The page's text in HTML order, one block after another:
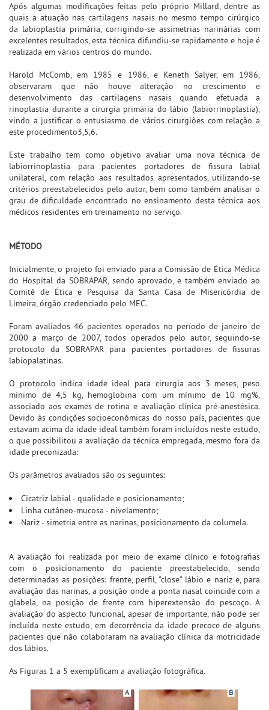
Após algumas modificações feitas pelo próprio Millard, dentre as
quais a atuação nas cartilagens nasais no mesmo tempo cirúrgico
da labioplastia primária, corrigindo-se assimetrias narinárias com
excelentes resultados, esta técnica difundiu-se rapidamente e hoje é
realizada em vários centros do mundo.
Harold McComb, em 1985 e 1986, e Keneth Salyer, em 1986,
observaram que não houve alteração no crescimento e
desenvolvimento das cartilagens nasais quando efetuada a
rinoplastia durante a cirurgia primária do lábio (labiorrinoplastia),
vindo a justificar o entusiasmo de vários cirurgiões com relação a
este procedimento3,5,6.
Este trabalho tem como objetivo avaliar uma nova técnica de
labiorrinoplastia para pacientes portadores de fissura labial
unilateral, com relação aos resultados apresentados, utilizando-se
critérios preestabelecidos pelo autor, bem como também analisar o
grau de dificuldade encontrado no ensinamento desta técnica aos
médicos residentes em treinamento no serviço.
MÉTODO
Inicialmente, o projeto foi enviado para a Comissão de Ética Médica
do Hospital da SOBRAPAR, sendo aprovado, e também enviado ao
Comitê de Ética e Pesquisa da Santa Casa de Misericórdia de
Limeira, órgão credenciado pelo MEC.
Foram avaliados 46 pacientes operados no período de janeiro de
2000 a março de 2007, todos operados pelo autor, seguindo-se
protocolo da SOBRAPAR para pacientes portadores de fissuras
labiopalatinas.
O protocolo indica idade ideal para cirurgia aos 3 meses, peso
mínimo de 4,5 kg, hemoglobina com um mínimo de 10 mg%,
associado aos exames de rotina e avaliação clínica pré-anestésica.
Devido às condições socioeconômicas do nosso país, pacientes que
estavam acima da idade ideal também foram incluídos neste estudo,
o que possibilitou a avaliação da técnica empregada, mesmo fora da
idade preconizada:
Os parâmetros avaliados são os seguintes:
Cicatriz labial - qualidade e posicionamento;
Linha cutâneo-mucosa - nivelamento;
Nariz - simetria entre as narinas, posicionamento da columela.
A avaliação foi realizada por meio de exame clínico e fotografias
com o posicionamento do paciente preestabelecido, sendo
determinadas as posições: frente, perfil, "close" lábio e nariz e, para
avaliação das narinas, a posição onde a ponta nasal coincide com a
glabela, na posição de frente com hiperextensão do pescoço. A
avaliação do aspecto funcional, apesar de importante, não pode ser
incluída neste estudo, em decorrência da idade precoce de alguns
pacientes que não colaboraram na avaliação clínica da motricidade
dos lábios.
As Figuras 1 a 5 exemplificam a avaliação fotográfica.